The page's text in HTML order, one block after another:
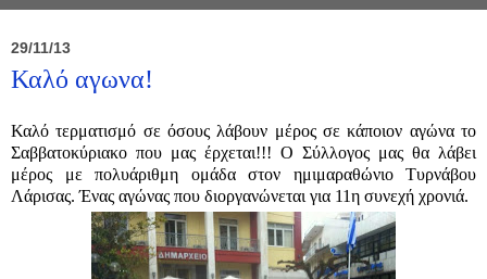
29/11/13
Καλό αγωνα!
Καλό τερματισμό σε όσους λάβουν μέρος σε κάποιον αγώνα το
Σαββατοκύριακο που μας έρχεται!!! Ο Σύλλογος μας θα λάβει
μέρος με πολυάριθμη ομάδα στον ημιμαραθώνιο Τυρνάβου
Λάρισας. Ένας αγώνας που διοργανώνεται για 11η συνεχή χρονιά.